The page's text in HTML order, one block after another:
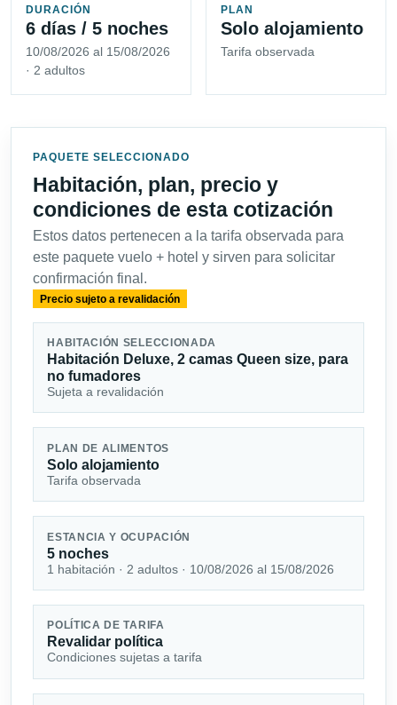
DURACIÓN
6 días / 5 noches
10/08/2026 al 15/08/2026
· 2 adultos
PLAN
Solo alojamiento
Tarifa observada
PAQUETE SELECCIONADO
Habitación, plan, precio y
condiciones de esta cotización
Estos datos pertenecen a la tarifa observada para
este paquete vuelo + hotel y sirven para solicitar
confirmación final.
Precio sujeto a revalidación
HABITACIÓN SELECCIONADA
Habitación Deluxe, 2 camas Queen size, para
no fumadores
Sujeta a revalidación
PLAN DE ALIMENTOS
Solo alojamiento
Tarifa observada
ESTANCIA Y OCUPACIÓN
5 noches
1 habitación · 2 adultos · 10/08/2026 al 15/08/2026
POLÍTICA DE TARIFA
Revalidar política
Condiciones sujetas a tarifa